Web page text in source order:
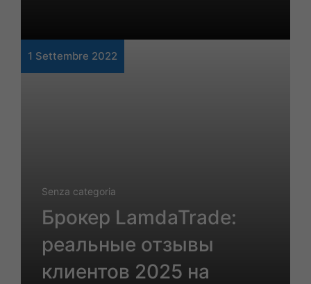
1 Settembre 2022
Senza categoria
Брокер LamdaTrade:
реальные отзывы
клиентов 2025 на